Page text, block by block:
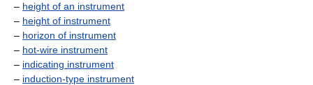
– height of an instrument
– height of instrument
– horizon of instrument
– hot-wire instrument
– indicating instrument
– induction-type instrument